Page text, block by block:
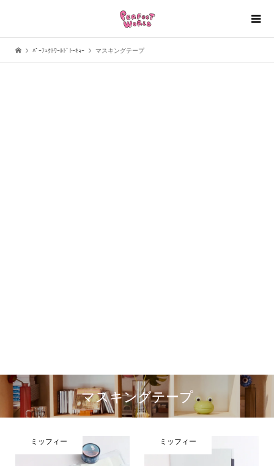
ﾊﾟｰﾌｪｸﾄﾜｰﾙﾄﾞﾄｰｷｮｰ マスキングテープ
マスキングテープ
ミッフィー ミッフィー